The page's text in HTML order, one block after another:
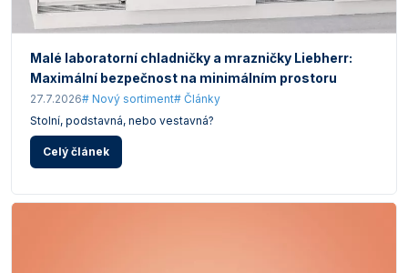
Malé laboratorní chladničky a mrazničky Liebherr:
Maximální bezpečnost na minimálním prostoru
27.7.2026# Nový sortiment# Články
Stolní, podstavná, nebo vestavná?
Celý článek